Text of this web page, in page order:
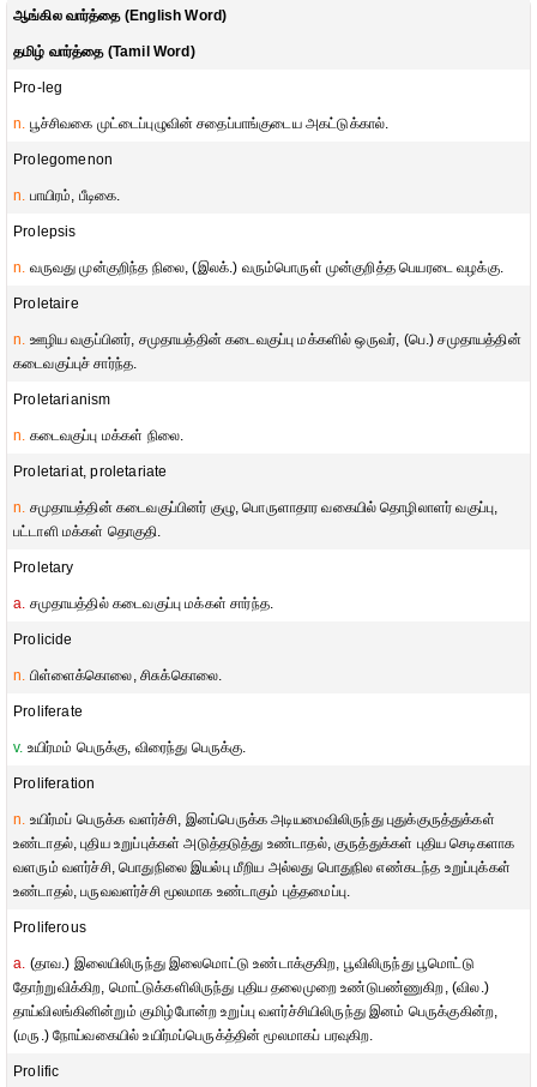
ஆங்கில வார்த்தை (English Word)
தமிழ் வார்த்தை (Tamil Word)
Pro-leg
n. பூச்சிவகை முட்டைப்புழுவின் சதைப்பாங்குடைய அகட்டுக்கால்.
Prolegomenon
n. பாயிரம், பீடிகை.
Prolepsis
n. வருவது முன்குறிந்த நிலை, (இலக்.) வரும்பொருள் முன்குறித்த பெயரடை வழக்கு.
Proletaire
n. ஊழிய வகுப்பினர், சமுதாயத்தின் கடைவகுப்பு மக்களில் ஒருவர், (பெ.) சமுதாயத்தின்
கடைவகுப்புச் சார்ந்த.
Proletarianism
n. கடைவகுப்பு மக்கள் நிலை.
Proletariat, proletariate
n. சமுதாயத்தின் கடைவகுப்பினர் குழு, பொருளாதார வகையில் தொழிலாளர் வகுப்பு,
பட்டாளி மக்கள் தொகுதி.
Proletary
a. சமுதாயத்தில் கடைவகுப்பு மக்கள் சார்ந்த.
Prolicide
n. பிள்ளைக்கொலை, சிசுக்கொலை.
Proliferate
v. உயிர்மம் பெருக்கு, விரைந்து பெருக்கு.
Proliferation
n. உயிர்மப் பெருக்க வளர்ச்சி, இனப்பெருக்க அடியமைவிலிருந்து புதுக்குருத்துக்கள்
உண்டாதல், புதிய உறுப்புக்கள் அடுத்தடுத்து உண்டாதல், குருத்துக்கள் புதிய செடிகளாக
வளரும் வளர்ச்சி, பொதுநிலை இயல்பு மீறிய அல்லது பொதுநில எண்கடந்த உறுப்புக்கள்
உண்டாதல், பருவவளர்ச்சி மூலமாக உண்டாகும் புத்தமைப்பு.
Proliferous
a. (தாவ.) இலையிலிருந்து இலைமொட்டு உண்டாக்குகிற, பூவிலிருந்து பூமொட்டு
தோற்றுவிக்கிற, மொட்டுக்களிலிருந்து புதிய தலைமுறை உண்டுபண்ணுகிற, (வில.)
தாய்விலங்கினின்றும் குமிழ்போன்ற உறுப்பு வளர்ச்சியிலிருந்து இனம் பெருக்குகின்ற,
(மரு.) நோய்வகையில் உயிர்மப்பெருக்த்தின் மூலமாகப் பரவுகிற.
Prolific